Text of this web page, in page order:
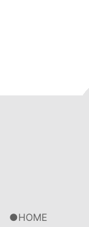
HOME